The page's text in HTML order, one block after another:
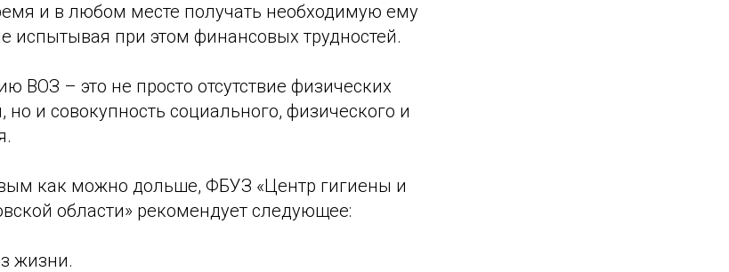
и в любом месте получать необходимую ему
при этом финансовых трудностей.
ВОЗ – это не просто отсутствие физических
и совокупность социального, физического и
как можно дольше, ФБУЗ «Центр гигиены и
области» рекомендует следующее:
жизни.